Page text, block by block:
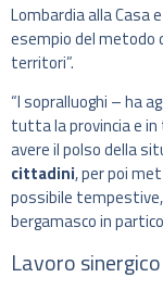
Lombardia alla Casa
esempio del metodo
territori”.
“I sopralluoghi – ha
tutta la provincia e
avere il polso della
cittadini, per poi
possibile
bergamasco in
Lavoro